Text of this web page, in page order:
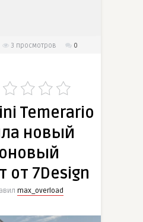
3 просмотров 0
Temerario
новый
от 7Design
max_overload